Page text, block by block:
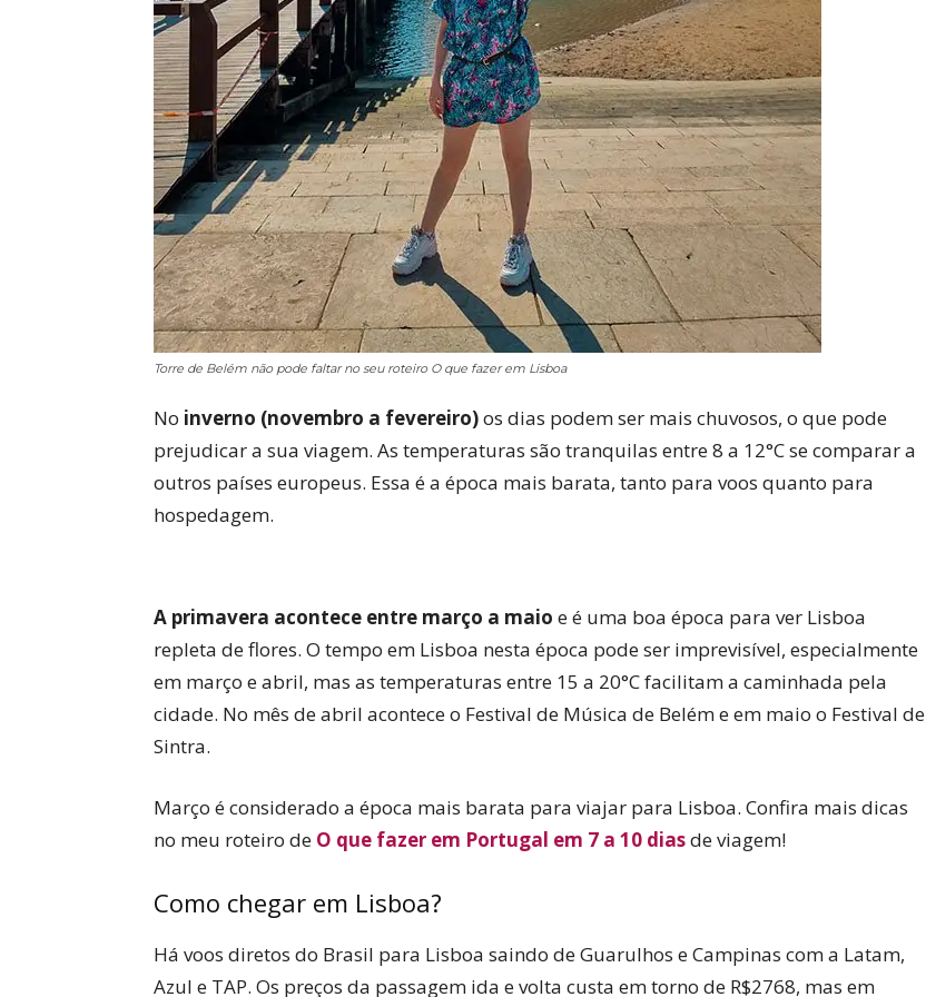
Torre de Belém não pode faltar no seu roteiro O que fazer em Lisboa
No inverno (novembro a fevereiro)os dias podem ser mais chuvosos, o que pode
prejudicar a sua viagem. As temperaturas são tranquilas entre 8 a 12°C se comparar a
outros países europeus. Essa é a época mais barata, tanto para voos quanto para
hospedagem.
A primavera acontece entre março a maio e é uma boa época para ver Lisboa
repleta de flores. O tempo em Lisboa nesta época pode ser imprevisível, especialmente
em março e abril, mas as temperaturas entre 15 a 20°C facilitam a caminhada pela
cidade. No mês de abril acontece o Festival de Música de Belém e em maio o Festival de
Sintra.
Março é considerado a época mais barata para viajar para Lisboa. Confira mais dicas
no meu roteiro de O que fazer em Portugal em 7 a 10 diasde viagem!
Como chegar em Lisboa?
Há voos diretos do Brasil para Lisboa saindo de Guarulhos e Campinas com a Latam,
Azul e TAP. Os preços da passagem ida e volta custa em torno de R$2768, mas em